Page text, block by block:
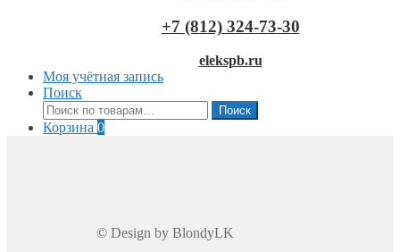
+7 (812) 324-73-30
elekspb.ru
Моя учётная запись
Поиск
Искать:
Поиск
Корзина 0
© Design by BlondyLK